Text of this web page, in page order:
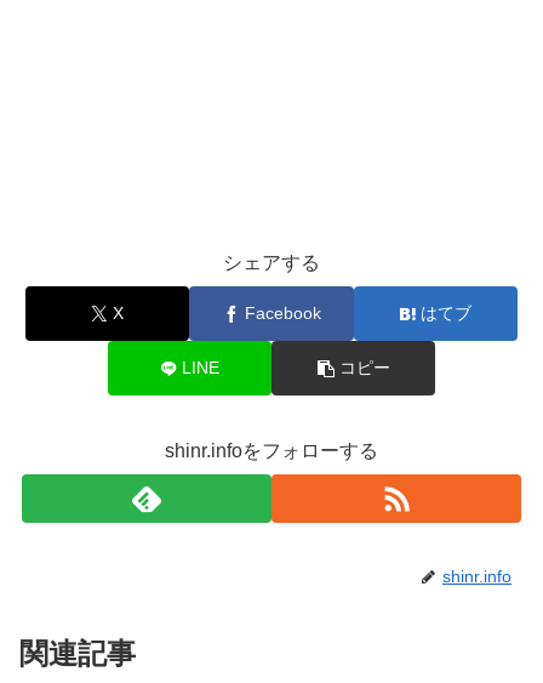
シェアする
X Facebook はてブ
LINE コピー
shinr.infoをフォローする
shinr.info
関連記事